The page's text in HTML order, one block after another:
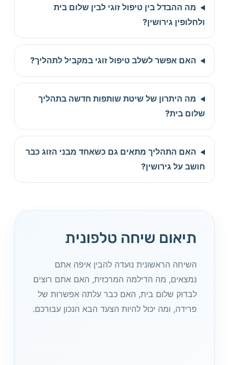
מה ההבדל בין טיפול זוגי לבין שלום בית
ולחלופין גירושין?
האם אפשר לשלב טיפול זוגי במקביל לתהליך?
מה היתרון של שיטת שותפות חדשה בתהליך
שלום בית?
האם התהליך מתאים גם כשאחד מבני הזוג כבר
חושב על גירושין?
תיאום שיחה טלפונית
השיחה הראשונית נועדה להבין איפה אתם
נמצאים, מה הדילמה המרכזית, האם אתם רוצים
לבדוק שלום בית, האם כבר עלתה אפשרות של
פרידה, ומה יכול להיות הצעד הבא הנכון עבורכם.